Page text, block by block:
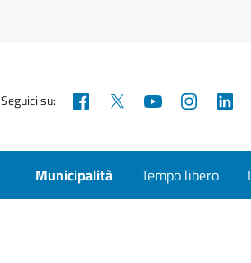
Seguici su: Facebook YouTube
Municipalità Tempo libero